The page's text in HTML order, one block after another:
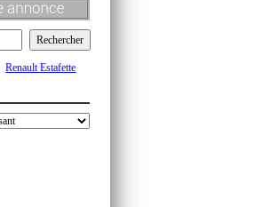
Renault Estafette